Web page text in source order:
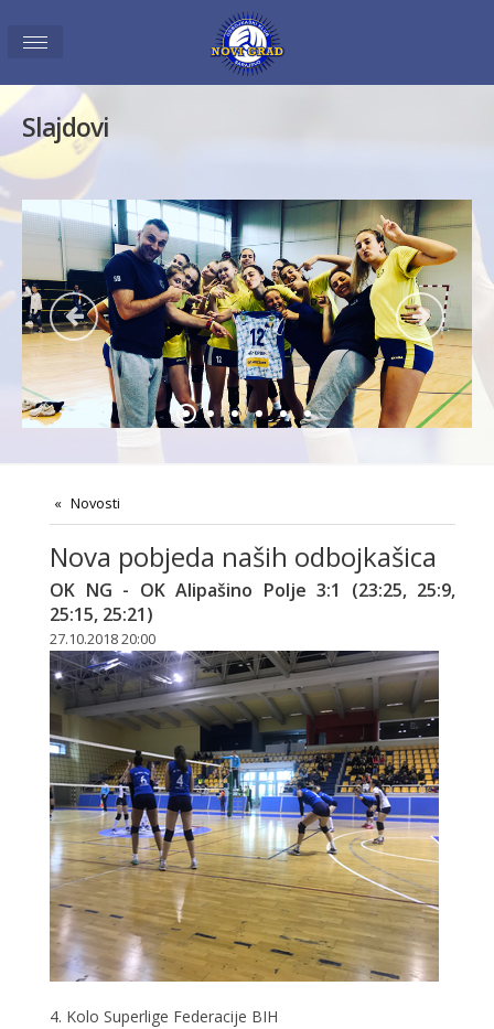
Slajdovi
Novosti
Nova pobjeda naših odbojkašica
OK NG - OK Alipašino Polje 3:1 (23:25, 25:9,
25:15, 25:21)
27.10.2018 20:00
4. Kolo Superlige Federacije BIH